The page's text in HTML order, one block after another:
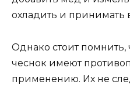
охладить и принимать
Однако стоит помнить,
чеснок имеют
применению. Их не